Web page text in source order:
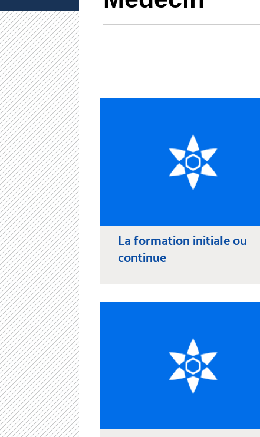
La formation initiale ou
continue